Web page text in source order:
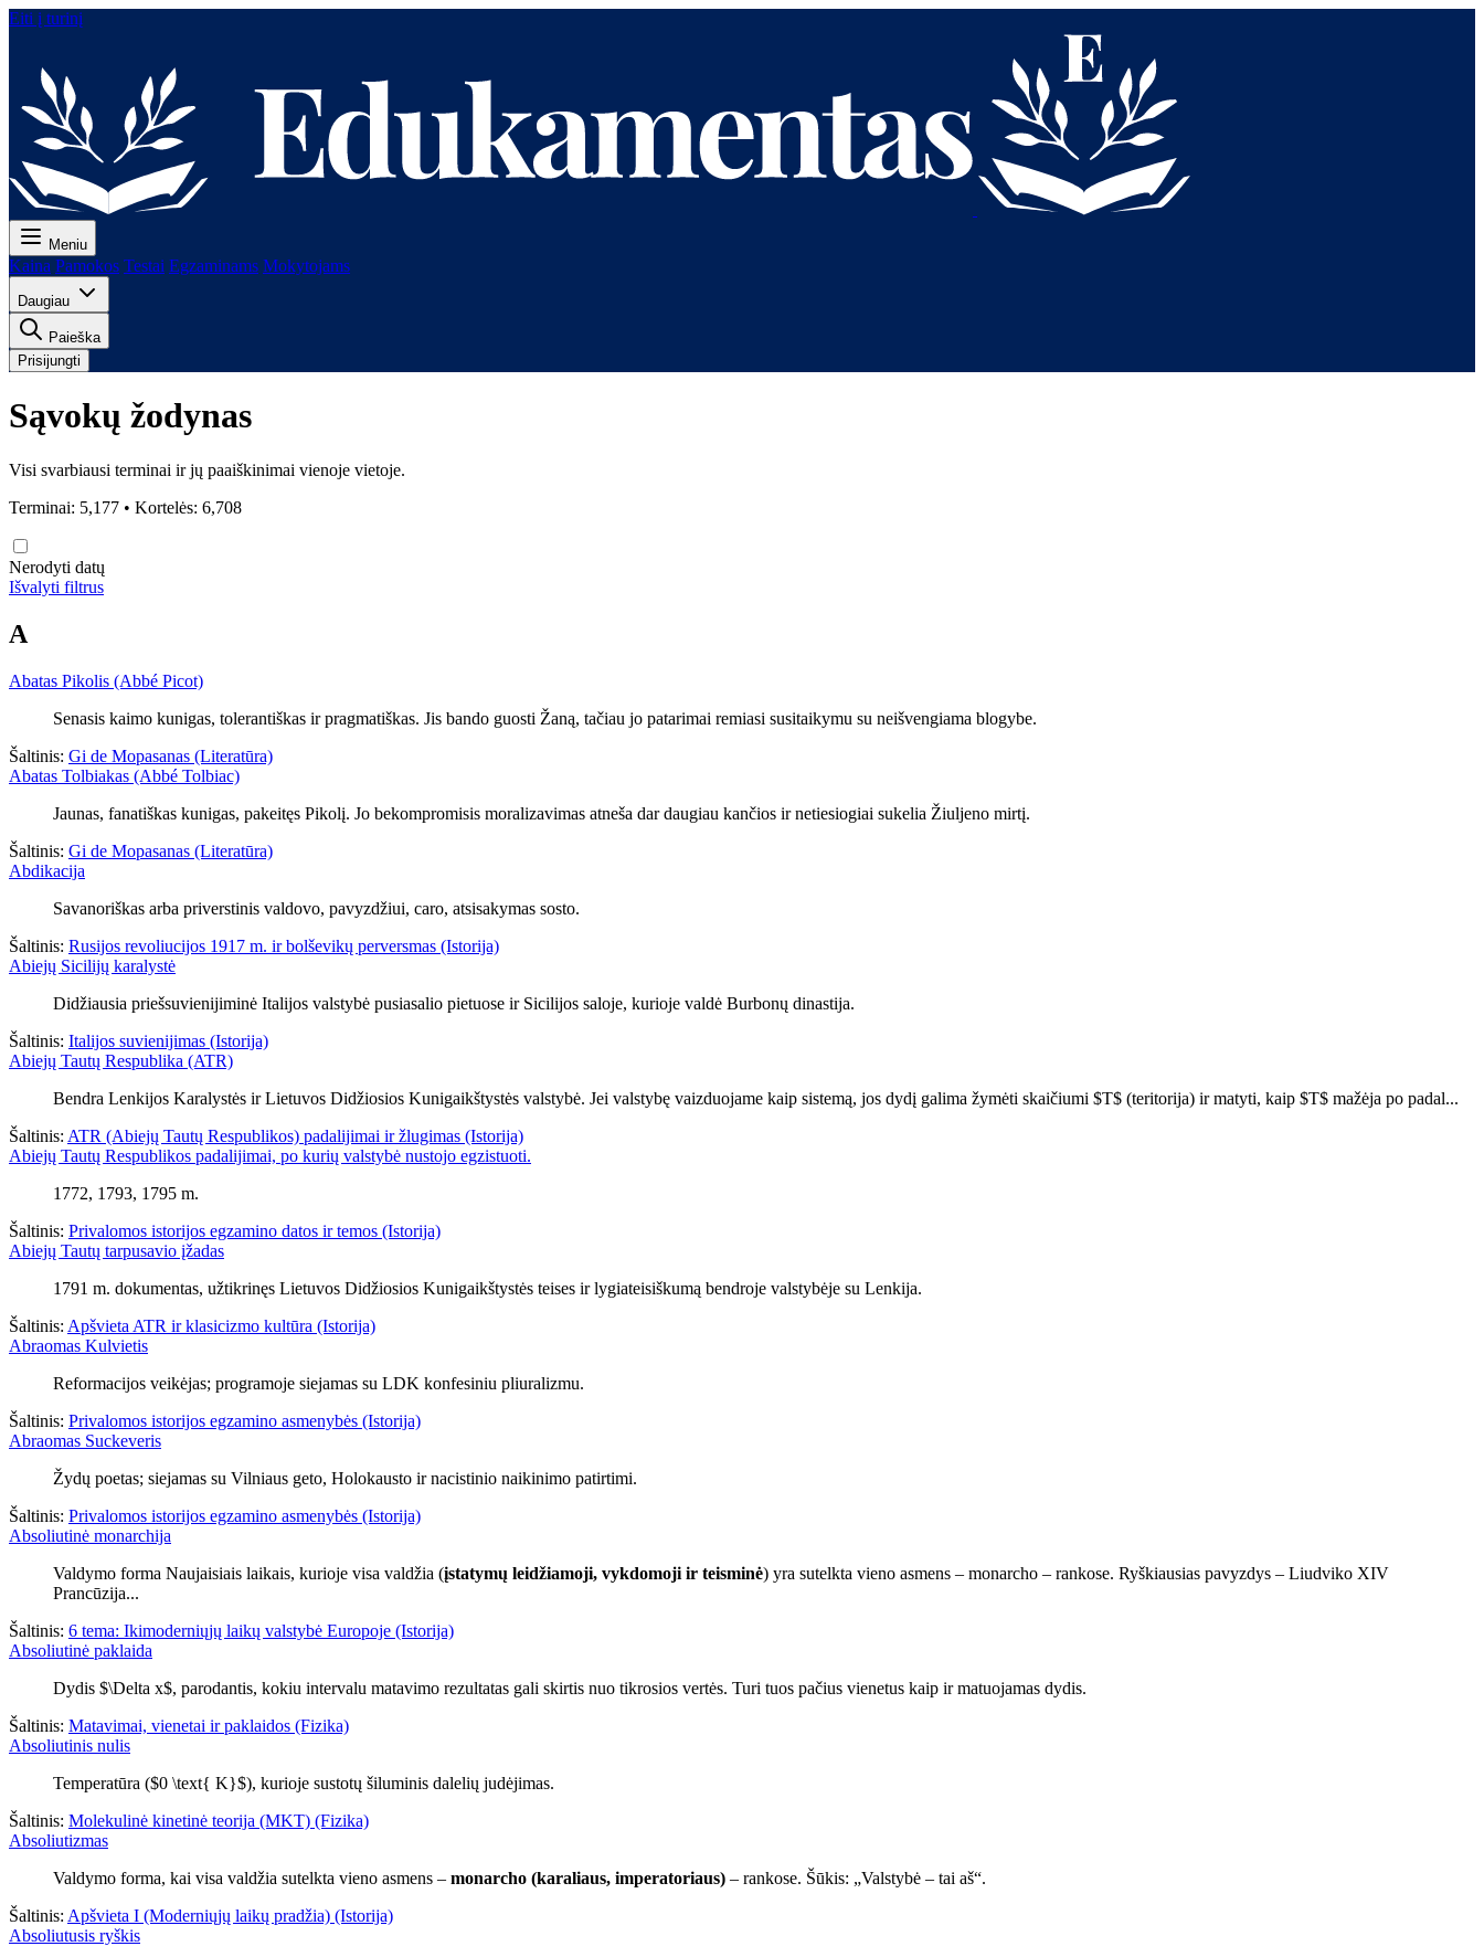
Eiti į turinį
Meniu
Kaina Pamokos Testai Egzaminams Mokytojams
Daugiau
Paieška
Prisijungti
Sąvokų žodynas
Visi svarbiausi terminai ir jų paaiškinimai vienoje vietoje.
Terminai: 5,177 • Kortelės: 6,708
Nerodyti datų
Išvalyti filtrus
A
Abatas Pikolis (Abbé Picot)
Senasis kaimo kunigas, tolerantiškas ir pragmatiškas. Jis bando guosti Žaną, tačiau jo patarimai remiasi susitaikymu su neišvengiama blogybe.
Šaltinis: Gi de Mopasanas (Literatūra)
Abatas Tolbiakas (Abbé Tolbiac)
Jaunas, fanatiškas kunigas, pakeitęs Pikolį. Jo bekompromisis moralizavimas atneša dar daugiau kančios ir netiesiogiai sukelia Žiuljeno mirtį.
Šaltinis: Gi de Mopasanas (Literatūra)
Abdikacija
Savanoriškas arba priverstinis valdovo, pavyzdžiui, caro, atsisakymas sosto.
Šaltinis: Rusijos revoliucijos 1917 m. ir bolševikų perversmas (Istorija)
Abiejų Sicilijų karalystė
Didžiausia priešsuvienijiminė Italijos valstybė pusiasalio pietuose ir Sicilijos saloje, kurioje valdė Burbonų dinastija.
Šaltinis: Italijos suvienijimas (Istorija)
Abiejų Tautų Respublika (ATR)
Bendra Lenkijos Karalystės ir Lietuvos Didžiosios Kunigaikštystės valstybė. Jei valstybę vaizduojame kaip sistemą, jos dydį galima žymėti skaičiumi $T$ (teritorija) ir matyti, kaip $T$ mažėja po padal...
Šaltinis: ATR (Abiejų Tautų Respublikos) padalijimai ir žlugimas (Istorija)
Abiejų Tautų Respublikos padalijimai, po kurių valstybė nustojo egzistuoti.
1772, 1793, 1795 m.
Šaltinis: Privalomos istorijos egzamino datos ir temos (Istorija)
Abiejų Tautų tarpusavio įžadas
1791 m. dokumentas, užtikrinęs Lietuvos Didžiosios Kunigaikštystės teises ir lygiateisiškumą bendroje valstybėje su Lenkija.
Šaltinis: Apšvieta ATR ir klasicizmo kultūra (Istorija)
Abraomas Kulvietis
Reformacijos veikėjas; programoje siejamas su LDK konfesiniu pliuralizmu.
Šaltinis: Privalomos istorijos egzamino asmenybės (Istorija)
Abraomas Suckeveris
Žydų poetas; siejamas su Vilniaus geto, Holokausto ir nacistinio naikinimo patirtimi.
Šaltinis: Privalomos istorijos egzamino asmenybės (Istorija)
Absoliutinė monarchija
Valdymo forma Naujaisiais laikais, kurioje visa valdžia (įstatymų leidžiamoji, vykdomoji ir teisminė) yra sutelkta vieno asmens – monarcho – rankose. Ryškiausias pavyzdys – Liudviko XIV
Prancūzija...
Šaltinis: 6 tema: Ikimoderniųjų laikų valstybė Europoje (Istorija)
Absoliutinė paklaida
Dydis $\Delta x$, parodantis, kokiu intervalu matavimo rezultatas gali skirtis nuo tikrosios vertės. Turi tuos pačius vienetus kaip ir matuojamas dydis.
Šaltinis: Matavimai, vienetai ir paklaidos (Fizika)
Absoliutinis nulis
Temperatūra ($0 \text{ K}$), kurioje sustotų šiluminis dalelių judėjimas.
Šaltinis: Molekulinė kinetinė teorija (MKT) (Fizika)
Absoliutizmas
Valdymo forma, kai visa valdžia sutelkta vieno asmens – monarcho (karaliaus, imperatoriaus) – rankose. Šūkis: „Valstybė – tai aš“.
Šaltinis: Apšvieta I (Moderniųjų laikų pradžia) (Istorija)
Absoliutusis ryškis